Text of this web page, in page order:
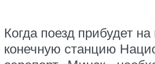
Когда поезд прибудет на
конечную станцию